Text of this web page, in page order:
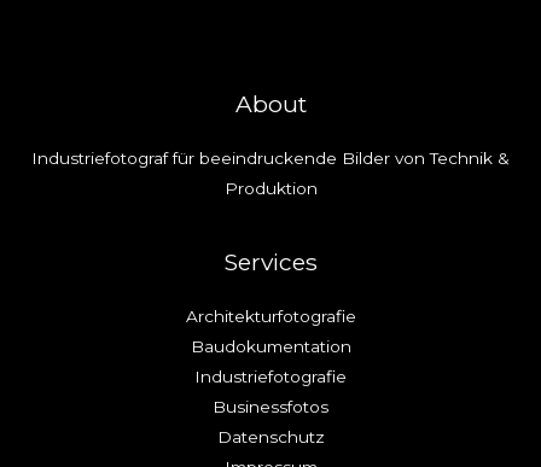
About
Industriefotograf für beeindruckende Bilder von Technik &
Produktion
Services
Architekturfotografie
Baudokumentation
Industriefotografie
Businessfotos
Datenschutz